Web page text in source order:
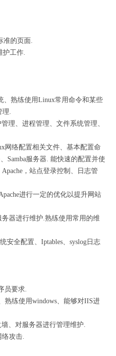
的页面.
工作.
使用Linux常用命令和某些
理.
进程管理、文件系统管理、
配置相关文件、基本配置命
Samba服务器. 能快速的配置并使
，站点登录控制、日志管
进行一定的优化以提升网站
行维护.熟练使用常用的维
配置、Iptables、syslog日志
要求.
使用windows、能够对IIS进
服务器进行管理维护.
攻击.